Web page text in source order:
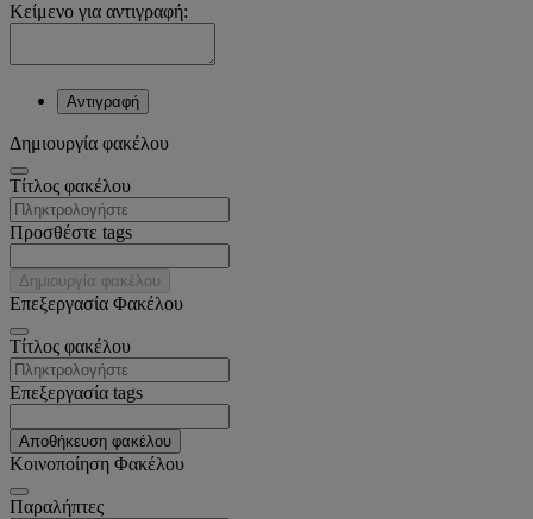
Κείμενο για αντιγραφή:
Αντιγραφή
Δημιουργία φακέλου
Tίτλος φακέλου
Προσθέστε tags
Δημιουργία φακέλου
Επεξεργασία Φακέλου
Tίτλος φακέλου
Επεξεργασία tags
Αποθήκευση φακέλου
Κοινοποίηση Φακέλου
Παραλήπτες